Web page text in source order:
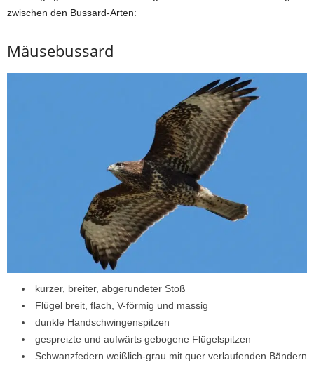
zwischen den Bussard-Arten:
Mäusebussard
kurzer, breiter, abgerundeter Stoß
Flügel breit, flach, V-förmig und massig
dunkle Handschwingenspitzen
gespreizte und aufwärts gebogene Flügelspitzen
Schwanzfedern weißlich-grau mit quer verlaufenden Bändern